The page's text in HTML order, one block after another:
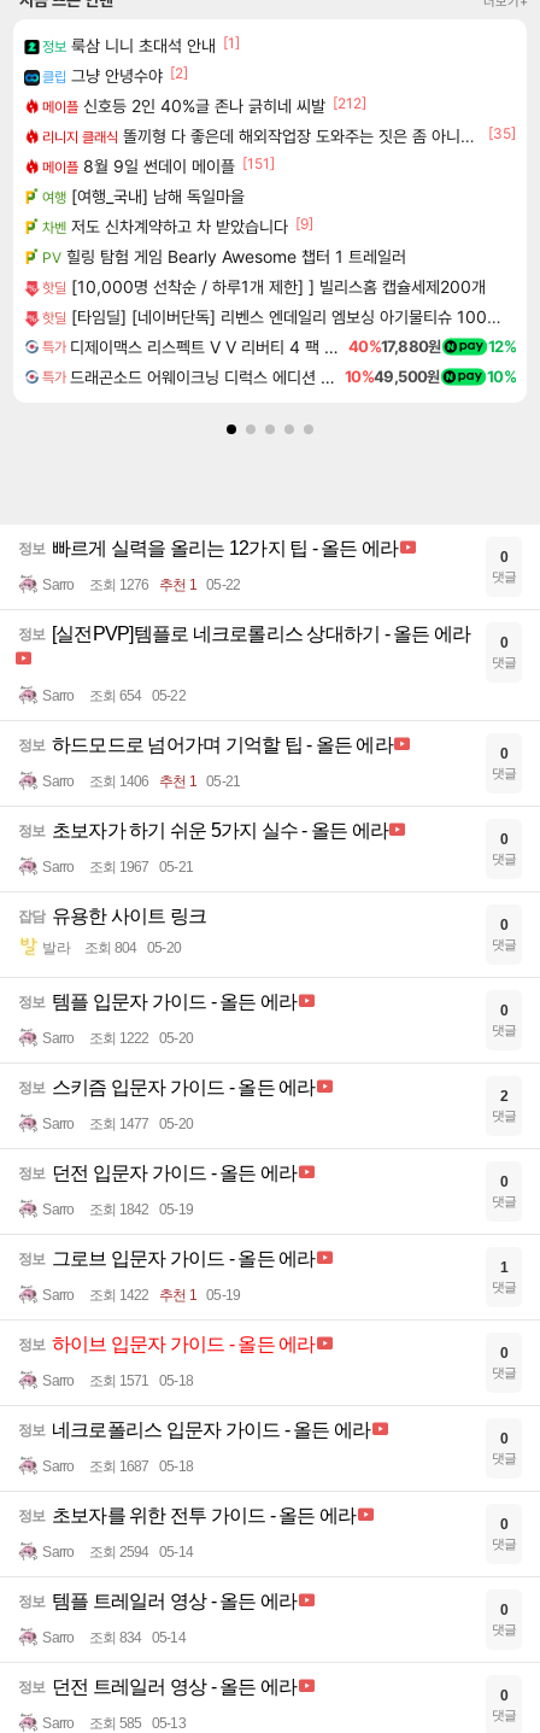
정보 룩삼 니니 초대석 안내 [1]
클립 그냥 안녕수야 [2]
메이플 신호등 2인 40%글 존나 긁히네 씨발 [212]
리니지 클래식 똘끼형 다 좋은데 해외작업장 도와주는 짓은 좀 아니지않냐?
[35]
메이플 8월 9일 썬데이 메이플 [151]
여행 [여행_국내] 남해 독일마을
차벤 저도 신차계약하고 차 받았습니다 [9]
PV 힐링 탐험 게임 Bearly Awesome 챕터 1 트레일러
핫딜 [10,000명 선착순 / 하루1개 제한] ] 빌리스홈 캡슐세제200개
핫딜 [타임딜] [네이버단독] 리벤스 엔데일리 엠보싱 아기물티슈 100매, 10개
특가 디제이맥스 리스펙트 V V 리버티 4 팩 DJMAX RESPECT V V Liberty 4 Pack DLC 40%17,880원 12%
특가 드래곤소드 어웨이크닝 디럭스 에디션 DragonSword Awakening Deluxe Edition 10%49,500원 10%
정보 빠르게 실력을 올리는 12가지 팁 - 올든 에라
Sarro 조회 1276 추천 1 05-22
0
댓글
정보 [실전PVP]템플로 네크로롤리스 상대하기 - 올든 에라
Sarro 조회 654 05-22
0
댓글
정보 하드모드로 넘어가며 기억할 팁 - 올든 에라
Sarro 조회 1406 추천 1 05-21
0
댓글
정보 초보자가 하기 쉬운 5가지 실수 - 올든 에라
Sarro 조회 1967 05-21
0
댓글
잡담 유용한 사이트 링크
발라 조회 804 05-20
0
댓글
정보 템플 입문자 가이드 - 올든 에라
Sarro 조회 1222 05-20
0
댓글
정보 스키즘 입문자 가이드 - 올든 에라
Sarro 조회 1477 05-20
2
댓글
정보 던전 입문자 가이드 - 올든 에라
Sarro 조회 1842 05-19
0
댓글
정보 그로브 입문자 가이드 - 올든 에라
Sarro 조회 1422 추천 1 05-19
1
댓글
정보 하이브 입문자 가이드 - 올든 에라
Sarro 조회 1571 05-18
0
댓글
정보 네크로폴리스 입문자 가이드 - 올든 에라
Sarro 조회 1687 05-18
0
댓글
정보 초보자를 위한 전투 가이드 - 올든 에라
Sarro 조회 2594 05-14
0
댓글
정보 템플 트레일러 영상 - 올든 에라
Sarro 조회 834 05-14
0
댓글
정보 던전 트레일러 영상 - 올든 에라
Sarro 조회 585 05-13
0
댓글